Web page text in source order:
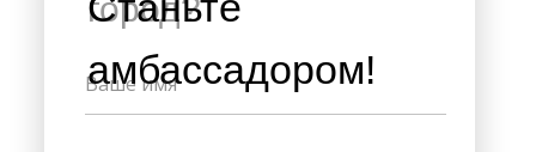
амбассадором!
город?